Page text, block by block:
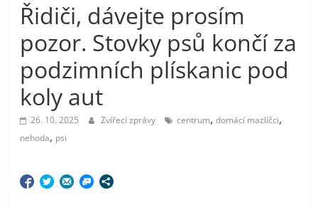
Řidiči, dávejte prosím
pozor. Stovky psů končí za
podzimních plískanic pod
koly aut
26. 10. 2025 Zvířecí zprávy centrum,domácí mazlíčci,
nehoda, psi